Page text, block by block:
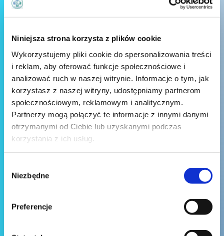
Niniejsza strona korzysta z plików cookie
Wykorzystujemy pliki cookie do spersonalizowania treści
i reklam, aby oferować funkcje społecznościowe i
analizować ruch w naszej witrynie. Informacje o tym, jak
korzystasz z naszej witryny, udostępniamy partnerom
społecznościowym, reklamowym i analitycznym.
Partnerzy mogą połączyć te informacje z innymi danymi
otrzymanymi od Ciebie lub uzyskanymi podczas
korzystania z ich usług.
zgody
Niezbędne
Preferencje
Wyślij wiadomość